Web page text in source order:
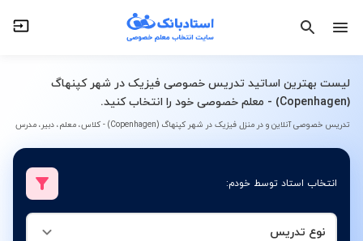
لیست بهترین اساتید تدریس خصوصی فیزیک در شهر کپنهاگ
(Copenhagen) - معلم خصوصی خود را انتخاب کنید.
تدریس خصوصی آنلاین و در منزل فیزیک در شهر کپنهاگ (Copenhagen) - کلاس، معلم، دبیر، مدرس
انتخاب استاد توسط خودم:
نوع تدریس
انتخاب درس